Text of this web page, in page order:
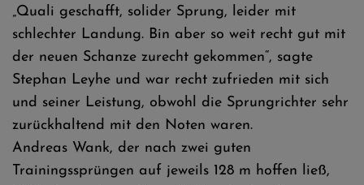
„Quali geschafft, solider Sprung, leider mit
schlechter Landung. Bin aber so weit recht gut mit
der neuen Schanze zurecht gekommen“, sagte
Stephan Leyhe und war recht zufrieden mit sich
und seiner Leistung, obwohl die Sprungrichter sehr
zurückhaltend mit den Noten waren.
Andreas Wank, der nach zwei guten
Trainingssprüngen auf jeweils 128 m hoffen ließ,